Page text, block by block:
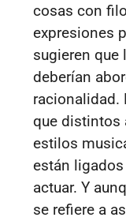
cosas con
expresiones
sugieren que
deberían
racionalidad.
que distintos
estilos
están
actuar. Y
se refiere a